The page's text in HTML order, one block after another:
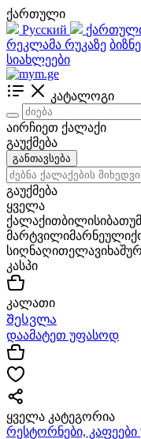
ქართული
Русский
რეკლამა რუკაზე
სიახლეები
კატალოგი
აირჩიეთ ქალაქი
გაუქმება
განთავსება
გაუქმება
ყველა
ქალაქითბილისი
მარტვილიმარნეული
სიღნაღითელავი
კასპი
კალათი
Შესვლა
დაამატეთ უფასოდ
ყველა კატეგორია
რესტორნები, კაფეები